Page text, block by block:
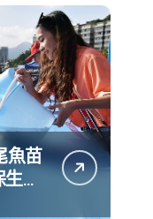
魚苗
態